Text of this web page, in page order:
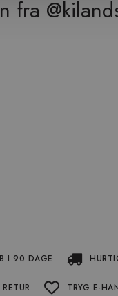
fra
I 90 DAGE
RETUR TRYG E-